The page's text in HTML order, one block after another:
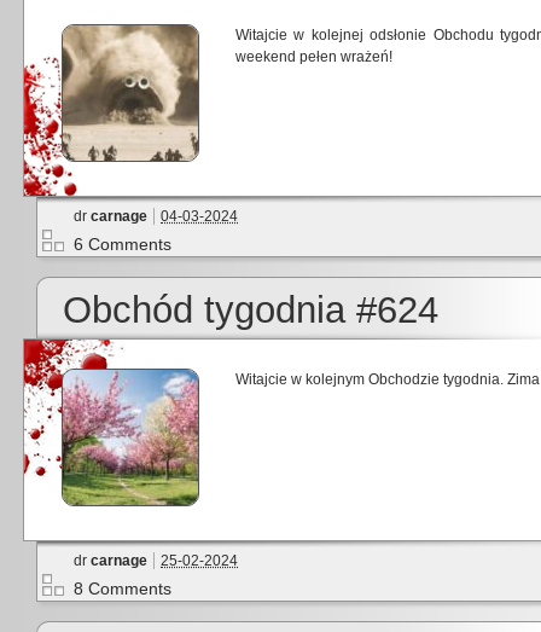
Witajcie w kolejnej odsłonie Obchodu
weekend pełen wrażeń!
dr carnage 04-03-2024
6 Comments
Obchód tygodnia #624
Witajcie w kolejnym Obchodzie tygodnia.
dr carnage 25-02-2024
8 Comments